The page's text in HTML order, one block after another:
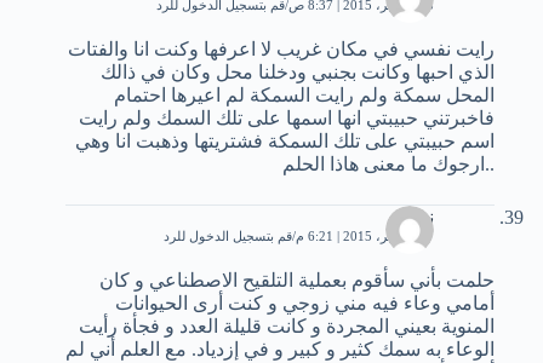
15 نوفمبر، 2015 | 8:37 ص قم بتسجيل الدخول للرد
رايت نفسي في مكان غريب لا اعرفها وكنت انا والفتات
الذي احبها وكانت بجنبي ودخلنا محل وكان في ذالك
المحل سمكة ولم رايت السمكة لم اعيرها احتمام
فاخبرتني حبيبتي انها اسمها على تلك السمك ولم رايت
اسم حبيبتي على تلك السمكة فشتريتها وذهبت انا وهي
..ارجوك ما معنى هاذا الحلم
نوال
17 نوفمبر، 2015 | 6:21 م قم بتسجيل الدخول للرد
حلمت بأني سأقوم بعملية التلقيح الاصطناعي و كان
أمامي وعاء فيه مني زوجي و كنت أرى الحيوانات
المنوية بعيني المجردة و كانت قليلة العدد و فجأة رأيت
الوعاء به سمك كثير و كبير و في إزدياد. مع العلم أني لم